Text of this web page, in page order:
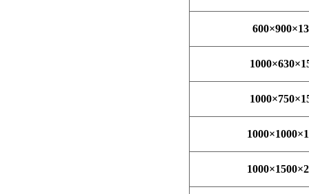
600×900×
1000×630×
1000×750×
1000×1000×
1000×1500×